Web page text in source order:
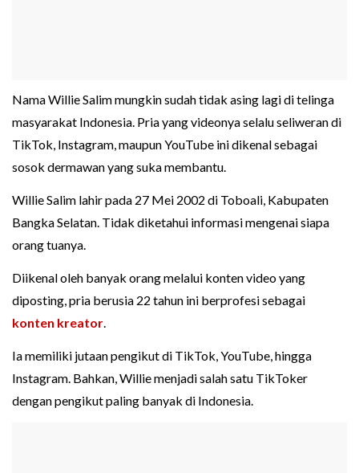
Nama Willie Salim mungkin sudah tidak asing lagi di telinga
masyarakat Indonesia. Pria yang videonya selalu seliweran di
TikTok, Instagram, maupun YouTube ini dikenal sebagai
sosok dermawan yang suka membantu.
Willie Salim lahir pada 27 Mei 2002 di Toboali, Kabupaten
Bangka Selatan. Tidak diketahui informasi mengenai siapa
orang tuanya.
Diikenal oleh banyak orang melalui konten video yang
diposting, pria berusia 22 tahun ini berprofesi sebagai
konten kreator.
Ia memiliki jutaan pengikut di TikTok, YouTube, hingga
Instagram. Bahkan, Willie menjadi salah satu TikToker
dengan pengikut paling banyak di Indonesia.